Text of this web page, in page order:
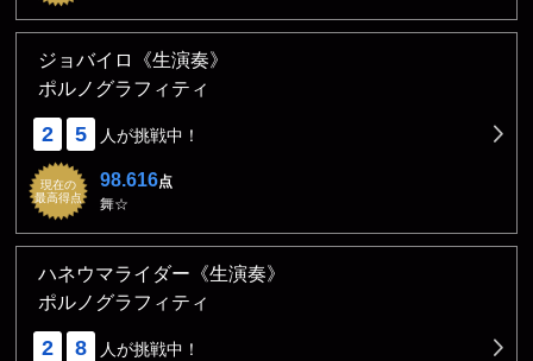
ジョバイロ《生演奏》
ポルノグラフィティ
2 5 人が挑戦中！
現在の
最高得点
98.616点
舞☆
ハネウマライダー《生演奏》
ポルノグラフィティ
2 8 人が挑戦中！